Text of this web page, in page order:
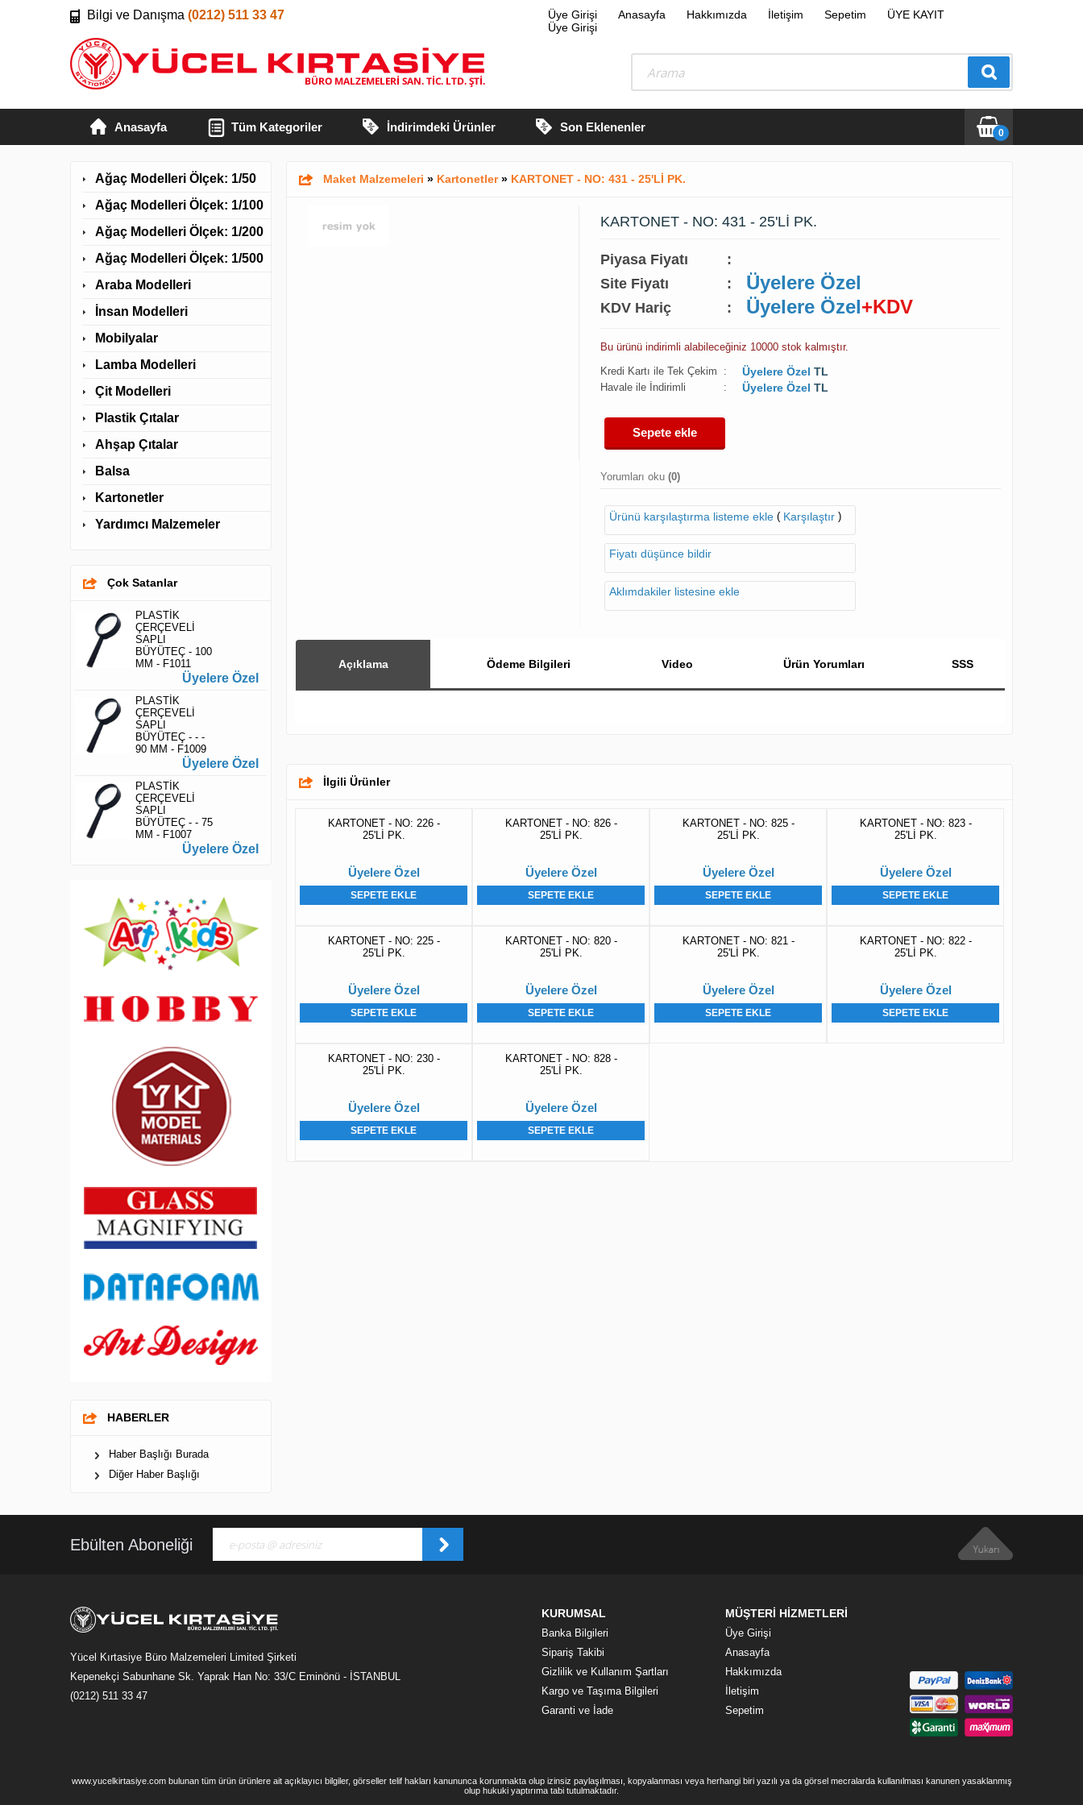
Bilgi ve Danışma (0212) 511 33 47 Üye Girişi Anasayfa Hakkımızda İletişim Sepetim
ÜYE KAYIT
Üye Girişi
Anasayfa Tüm Kategoriler İndirimdeki Ürünler Son Eklenenler 0
Ağaç Modelleri Ölçek: 1/50
Ağaç Modelleri Ölçek: 1/100
Ağaç Modelleri Ölçek: 1/200
Ağaç Modelleri Ölçek: 1/500
Araba Modelleri
İnsan Modelleri
Mobilyalar
Lamba Modelleri
Çit Modelleri
Plastik Çıtalar
Ahşap Çıtalar
Balsa
Kartonetler
Yardımcı Malzemeler
Çok Satanlar
PLASTİK
ÇERÇEVELİ
SAPLI
BÜYÜTEÇ - 100
MM - F1011
Üyelere Özel
PLASTİK
ÇERÇEVELİ
SAPLI
BÜYÜTEÇ - - -
90 MM - F1009
Üyelere Özel
PLASTİK
ÇERÇEVELİ
SAPLI
BÜYÜTEÇ - - 75
MM - F1007
Üyelere Özel
HABERLER
Haber Başlığı Burada
Diğer Haber Başlığı
Maket Malzemeleri » Kartonetler» KARTONET - NO: 431 - 25'Lİ PK.
KARTONET - NO: 431 - 25'Lİ PK.
Piyasa Fiyatı
:
Site Fiyatı
: Üyelere Özel
KDV Hariç : Üyelere Özel+KDV
Bu ürünü indirimli alabileceğiniz 10000 stok kalmıştır.
Kredi Kartı ile Tek Çekim
: Üyelere Özel TL
Havale ile İndirimli : Üyelere Özel TL
Sepete ekle
Yorumları oku (0)
Ürünü karşılaştırma listeme ekle ( Karşılaştır )
Fiyatı düşünce bildir
Aklımdakiler listesine ekle
Açıklama Ödeme Bilgileri Video Ürün Yorumları SSS
İlgili Ürünler
KARTONET - NO: 226 -
25'Lİ PK.
Üyelere Özel
SEPETE EKLE
KARTONET - NO: 826 -
25'Lİ PK.
Üyelere Özel
SEPETE EKLE
KARTONET - NO: 825 -
25'Lİ PK.
Üyelere Özel
SEPETE EKLE
KARTONET - NO: 823 -
25'Lİ PK.
Üyelere Özel
SEPETE EKLE
KARTONET - NO: 225 -
25'Lİ PK.
Üyelere Özel
SEPETE EKLE
KARTONET - NO: 820 -
25'Lİ PK.
Üyelere Özel
SEPETE EKLE
KARTONET - NO: 821 -
25'Lİ PK.
Üyelere Özel
SEPETE EKLE
KARTONET - NO: 822 -
25'Lİ PK.
Üyelere Özel
SEPETE EKLE
KARTONET - NO: 230 -
25'Lİ PK.
Üyelere Özel
SEPETE EKLE
KARTONET - NO: 828 -
25'Lİ PK.
Üyelere Özel
SEPETE EKLE
Ebülten Aboneliği
Yücel Kırtasiye Büro Malzemeleri Limited Şirketi
Kepenekçi Sabunhane Sk. Yaprak Han No: 33/C Eminönü - İSTANBUL
(0212) 511 33 47
KURUMSAL
Banka Bilgileri
Sipariş Takibi
Gizlilik ve Kullanım Şartları
Kargo ve Taşıma Bilgileri
Garanti ve İade
MÜŞTERİ HİZMETLERİ
Üye Girişi
Anasayfa
Hakkımızda
İletişim
Sepetim
www.yucelkirtasiye.com bulunan tüm ürün ürünlere ait açıklayıcı bilgiler, görseller telif hakları kanununca korunmakta olup izinsiz paylaşılması, kopyalanması veya herhangi biri yazılı ya da görsel mecralarda kullanılması kanunen yasaklanmış
olup hukuki yaptırıma tabi tutulmaktadır.